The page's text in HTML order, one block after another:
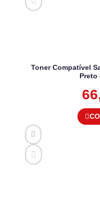
Toner Compatível
Preto